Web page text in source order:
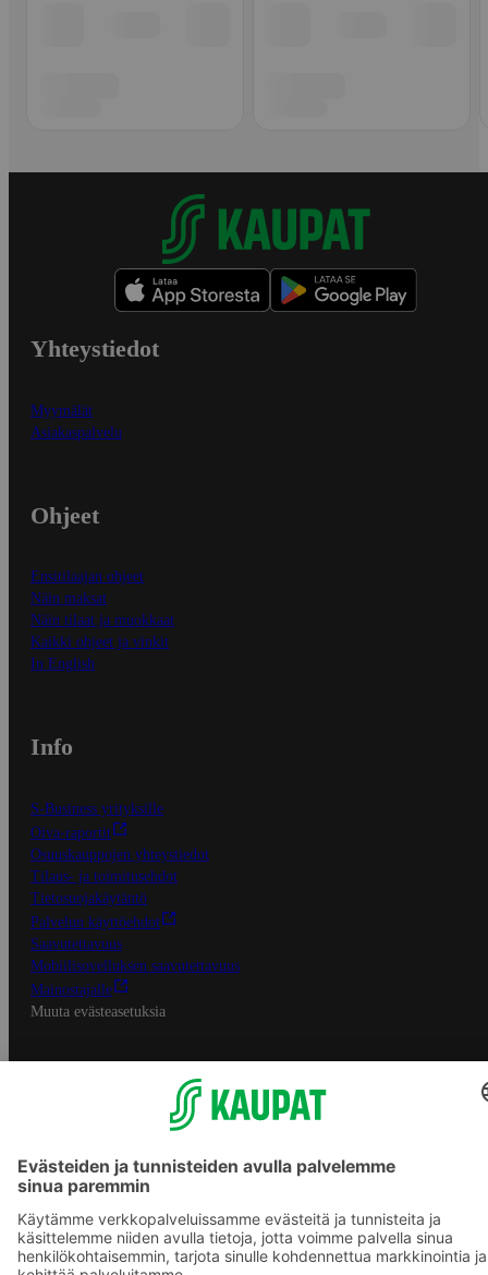
Yhteystiedot
Myymälät
Asiakaspalvelu
Ohjeet
Ensitilaajan ohjeet
Näin maksat
Näin tilaat ja muokkaat
Kaikki ohjeet ja vinkit
In English
Info
S-Business yrityksille
Oiva-raportit
Osuuskauppojen yhteystiedot
Tilaus- ja toimitusehdot
Tietosuojakäytäntö
Palvelun käyttöehdot
Saavutettavuus
Mobiilisovelluksen saavutettavuus
Mainostajalle
Muuta evästeasetuksia
S-ryhmän palvelut
S-ryhmä
Asiakasomistajuus
S-ostoslista -sovellus
Prisma.fi